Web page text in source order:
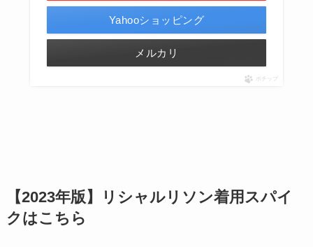
Yahooショッピング
メルカリ
ポチップ
【2023年版】リシャルリソン着用スパイ
クはこちら